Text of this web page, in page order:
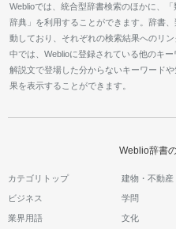
Weblioでは、統合型辞書検索のほかに、
辞典」を利用することができます。辞書
動しており、それぞれの検索結果へのリ
中では、Weblioに登録されている他のキ
解説文で登場した分からないキーワード
果を表示することができます。
Weblio辞書
カテゴリトップ 建物・不動産
ビジネス 学問
業界用語 文化